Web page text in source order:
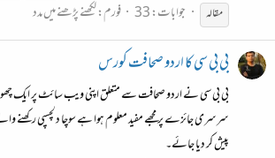
مقالہ
جوابات: 33 فورم:لکھنے پڑھنے میں مدد
بی بی سی کا اردو صحافت کورس
بی بی سی نے اردو صحافت سے متعلق اپنی ویب سائٹ پر ایک
سرسری جائزے پر مجھے مفید معلوم ہوا ہے سوچا دلچسپی
پیش کر دیا جائے۔